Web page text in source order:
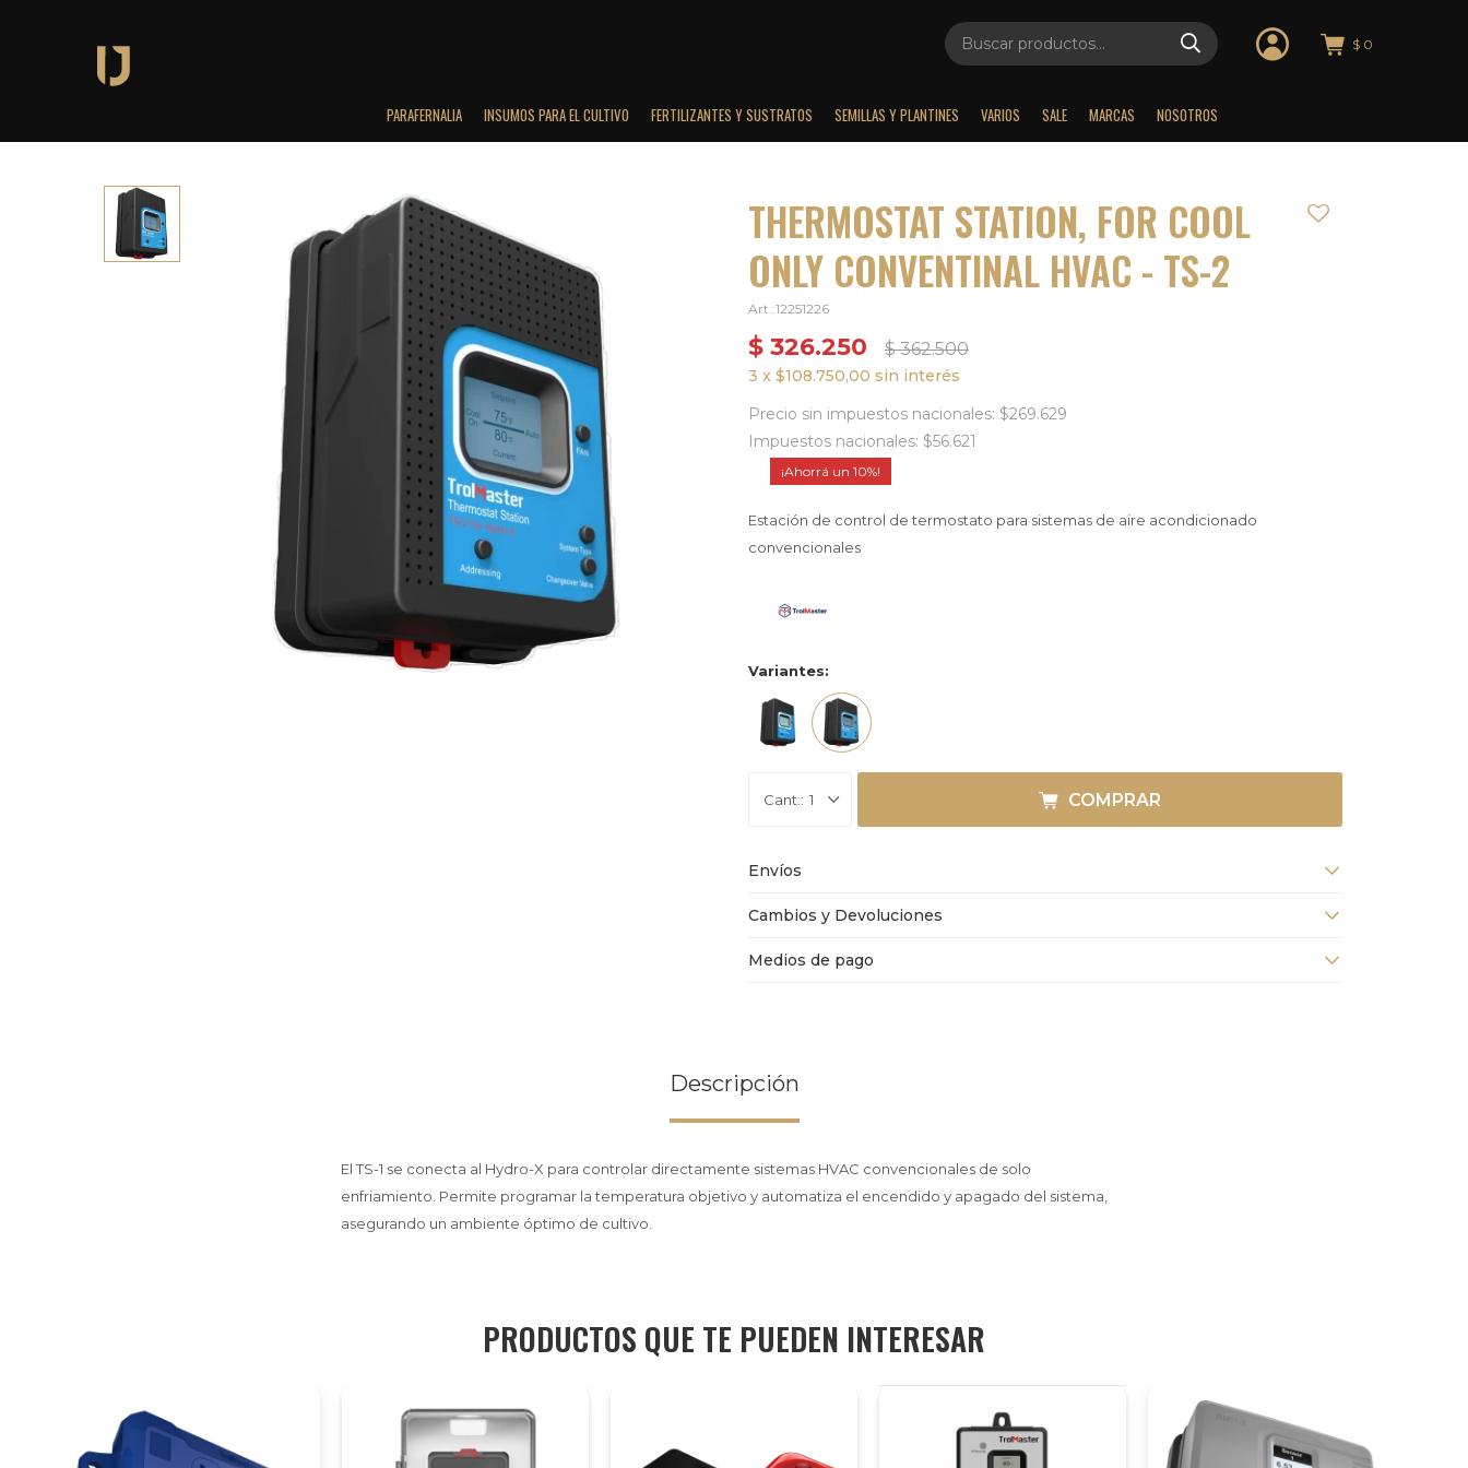
PARAFERNALIA INSUMOS PARA EL CULTIVO FERTILIZANTES Y SUSTRATOS SEMILLAS Y PLANTINES VARIOS SALE MARCAS NOSOTROS
$ 0
THERMOSTAT STATION, FOR COOL
ONLY CONVENTINAL HVAC - TS-2
12251226
$ 326.250 $ 362.500
3 x $108.750,00 sin interés
Precio sin impuestos nacionales: $269.629
Impuestos nacionales: $56.621
10
Estación de control de termostato para sistemas de aire acondicionado
convencionales
Variantes:
1 COMPRAR
Envíos
Cambios y Devoluciones
Medios de pago
Descripción
El TS-1 se conecta al Hydro-X para controlar directamente sistemas HVAC convencionales de solo
enfriamiento. Permite programar la temperatura objetivo y automatiza el encendido y apagado del sistema,
asegurando un ambiente óptimo de cultivo.
PRODUCTOS QUE TE PUEDEN INTERESAR